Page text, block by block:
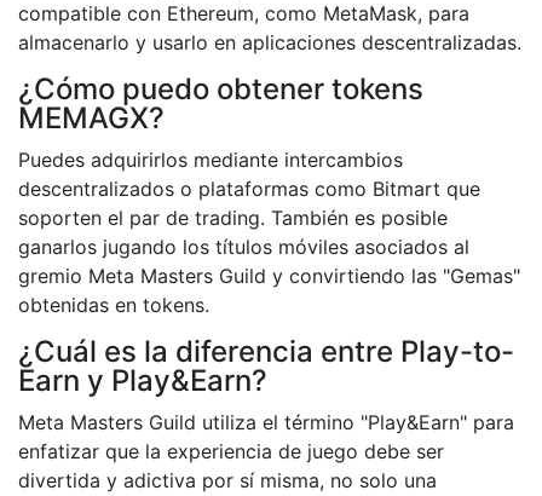
compatible con Ethereum, como MetaMask, para
almacenarlo y usarlo en aplicaciones descentralizadas.
¿Cómo puedo obtener tokens
MEMAGX?
Puedes adquirirlos mediante intercambios
descentralizados o plataformas como Bitmart que
soporten el par de trading. También es posible
ganarlos jugando los títulos móviles asociados al
gremio Meta Masters Guild y convirtiendo las "Gemas"
obtenidas en tokens.
¿Cuál es la diferencia entre Play-to-
Earn y Play&Earn?
Meta Masters Guild utiliza el término "Play&Earn" para
enfatizar que la experiencia de juego debe ser
divertida y adictiva por sí misma, no solo una